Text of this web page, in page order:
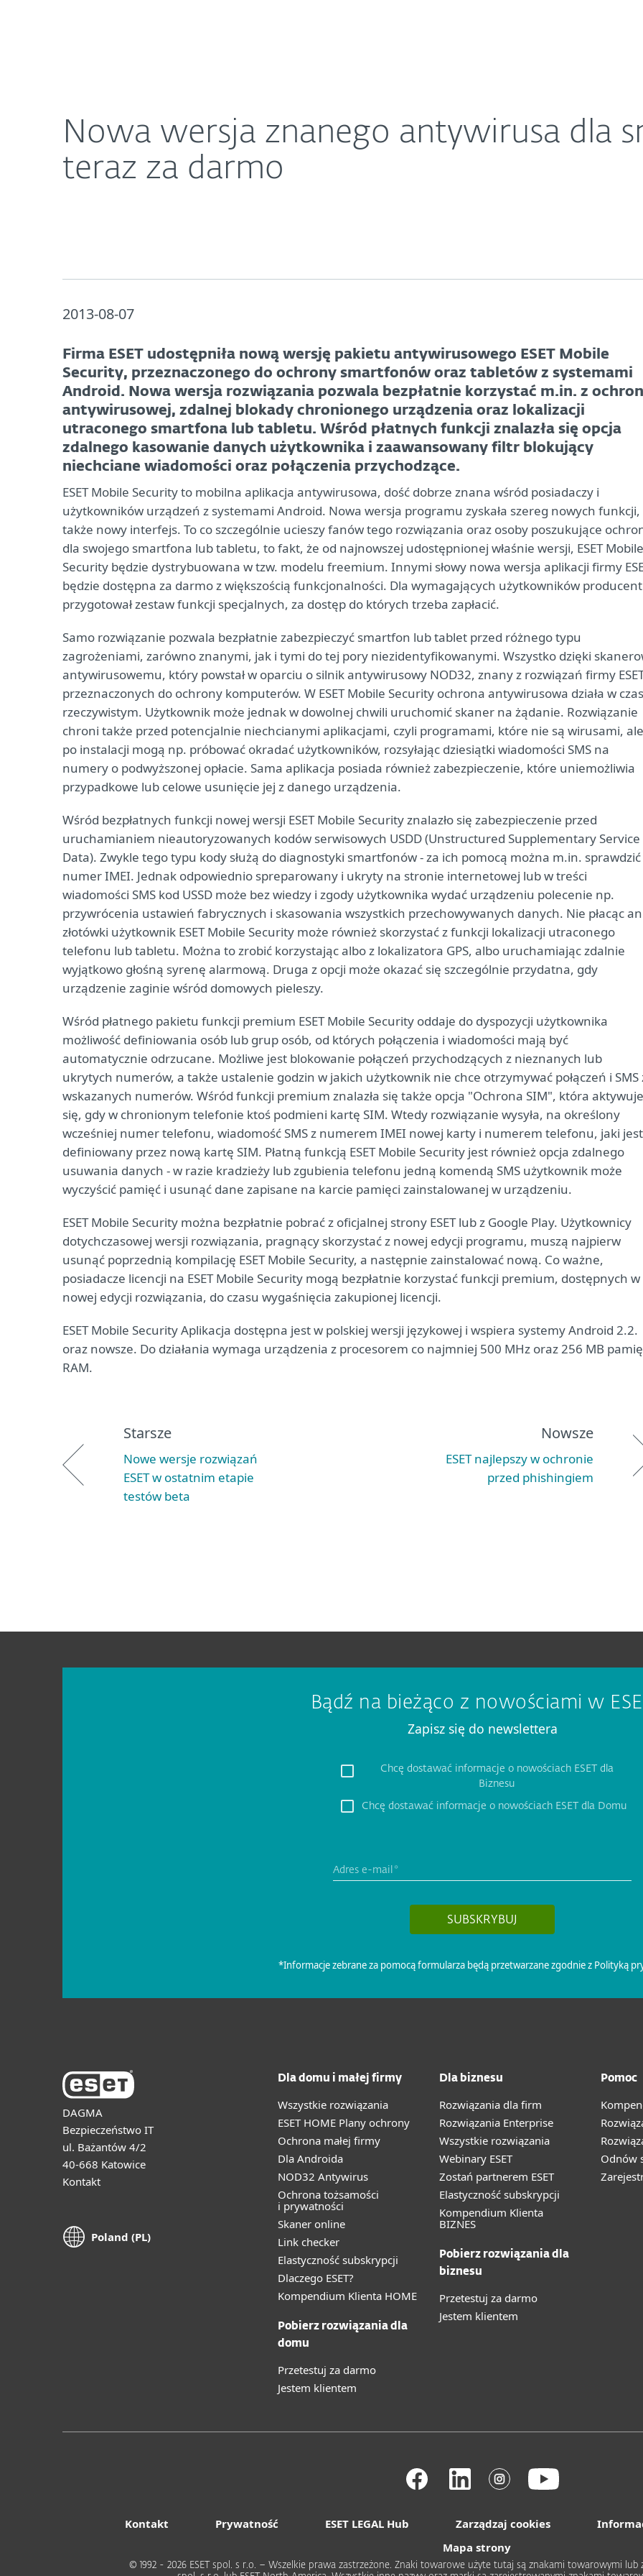
Nowa wersja znanego antywirusa dla
teraz za darmo
2013-08-07
Firma ESET udostępniła nową wersję pakietu antywirusowego ESET Mobile
Security, przeznaczonego do ochrony smartfonów oraz tabletów z systemami
Android. Nowa wersja rozwiązania pozwala bezpłatnie korzystać m.in. z
antywirusowej, zdalnej blokady chronionego urządzenia oraz lokalizacji
utraconego smartfona lub tabletu. Wśród płatnych funkcji znalazła się opcja
zdalnego kasowanie danych użytkownika i zaawansowany filtr blokujący
niechciane wiadomości oraz połączenia przychodzące.
ESET Mobile Security to mobilna aplikacja antywirusowa, dość dobrze znana wśród posiadaczy i
użytkowników urządzeń z systemami Android. Nowa wersja programu zyskała szereg nowych funkcji,
także nowy interfejs. To co szczególnie ucieszy fanów tego rozwiązania oraz osoby poszukujące
dla swojego smartfona lub tabletu, to fakt, że od najnowszej udostępnionej właśnie wersji, ESET Mobile
Security będzie dystrybuowana w tzw. modelu freemium. Innymi słowy nowa wersja aplikacji firmy
będzie dostępna za darmo z większością funkcjonalności. Dla wymagających użytkowników producent
przygotował zestaw funkcji specjalnych, za dostęp do których trzeba zapłacić.
Samo rozwiązanie pozwala bezpłatnie zabezpieczyć smartfon lub tablet przed różnego typu
zagrożeniami, zarówno znanymi, jak i tymi do tej pory niezidentyfikowanymi. Wszystko dzięki
antywirusowemu, który powstał w oparciu o silnik antywirusowy NOD32, znany z rozwiązań firmy
przeznaczonych do ochrony komputerów. W ESET Mobile Security ochrona antywirusowa działa w
rzeczywistym. Użytkownik może jednak w dowolnej chwili uruchomić skaner na żądanie. Rozwiązanie
chroni także przed potencjalnie niechcianymi aplikacjami, czyli programami, które nie są wirusami, ale
po instalacji mogą np. próbować okradać użytkowników, rozsyłając dziesiątki wiadomości SMS na
numery o podwyższonej opłacie. Sama aplikacja posiada również zabezpieczenie, które uniemożliwia
przypadkowe lub celowe usunięcie jej z danego urządzenia.
Wśród bezpłatnych funkcji nowej wersji ESET Mobile Security znalazło się zabezpieczenie przed
uruchamianiem nieautoryzowanych kodów serwisowych USDD (Unstructured Supplementary Service
Data). Zwykle tego typu kody służą do diagnostyki smartfonów - za ich pomocą można m.in. sprawdzić
numer IMEI. Jednak odpowiednio spreparowany i ukryty na stronie internetowej lub w treści
wiadomości SMS kod USSD może bez wiedzy i zgody użytkownika wydać urządzeniu polecenie np.
przywrócenia ustawień fabrycznych i skasowania wszystkich przechowywanych danych. Nie płacąc
złotówki użytkownik ESET Mobile Security może również skorzystać z funkcji lokalizacji utraconego
telefonu lub tabletu. Można to zrobić korzystając albo z lokalizatora GPS, albo uruchamiając zdalnie
wyjątkowo głośną syrenę alarmową. Druga z opcji może okazać się szczególnie przydatna, gdy
urządzenie zaginie wśród domowych pieleszy.
Wśród płatnego pakietu funkcji premium ESET Mobile Security oddaje do dyspozycji użytkownika
możliwość definiowania osób lub grup osób, od których połączenia i wiadomości mają być
automatycznie odrzucane. Możliwe jest blokowanie połączeń przychodzących z nieznanych lub
ukrytych numerów, a także ustalenie godzin w jakich użytkownik nie chce otrzymywać połączeń i SMS
wskazanych numerów. Wśród funkcji premium znalazła się także opcja "Ochrona SIM", która aktywuje
się, gdy w chronionym telefonie ktoś podmieni kartę SIM. Wtedy rozwiązanie wysyła, na określony
wcześniej numer telefonu, wiadomość SMS z numerem IMEI nowej karty i numerem telefonu, jaki jest
definiowany przez nową kartę SIM. Płatną funkcją ESET Mobile Security jest również opcja zdalnego
usuwania danych - w razie kradzieży lub zgubienia telefonu jedną komendą SMS użytkownik może
wyczyścić pamięć i usunąć dane zapisane na karcie pamięci zainstalowanej w urządzeniu.
ESET Mobile Security można bezpłatnie pobrać z oficjalnej strony ESET lub z Google Play. Użytkownicy
dotychczasowej wersji rozwiązania, pragnący skorzystać z nowej edycji programu, muszą najpierw
usunąć poprzednią kompilację ESET Mobile Security, a następnie zainstalować nową. Co ważne,
posiadacze licencji na ESET Mobile Security mogą bezpłatnie korzystać funkcji premium, dostępnych w
nowej edycji rozwiązania, do czasu wygaśnięcia zakupionej licencji.
ESET Mobile Security Aplikacja dostępna jest w polskiej wersji językowej i wspiera systemy Android 2.2.
oraz nowsze. Do działania wymaga urządzenia z procesorem co najmniej 500 MHz oraz 256 MB
RAM.
Starsze
Nowe wersje rozwiązań
ESET w ostatnim etapie
testów beta
Nowsze
ESET najlepszy w ochronie
przed phishingiem
DAGMA
Bezpieczeństwo IT
ul. Bażantów 4/2
40-668 Katowice
Kontakt
Poland (PL)
Dla domu i małej firmy
Wszystkie rozwiązania
ESET HOME Plany ochrony
Ochrona małej firmy
Dla Androida
NOD32 Antywirus
Ochrona tożsamości
i prywatności
Skaner online
Link checker
Elastyczność subskrypcji
Dlaczego ESET?
Kompendium Klienta HOME
Pobierz rozwiązania dla
domu
Przetestuj za darmo
Jestem klientem
Dla biznesu
Rozwiązania dla firm
Rozwiązania Enterprise
Wszystkie rozwiązania
Webinary ESET
Zostań partnerem ESET
Elastyczność subskrypcji
Kompendium Klienta
BIZNES
Pobierz rozwiązania dla
biznesu
Przetestuj za darmo
Jestem klientem
Pomoc
Odnów
Kontakt Prywatność ESET LEGAL Hub Zarządzaj cookies
Mapa strony
© 1992 - 2026 ESET spol. s r.o. – Wszelkie prawa zastrzeżone. Znaki towarowe użyte tutaj są znakami towarowymi